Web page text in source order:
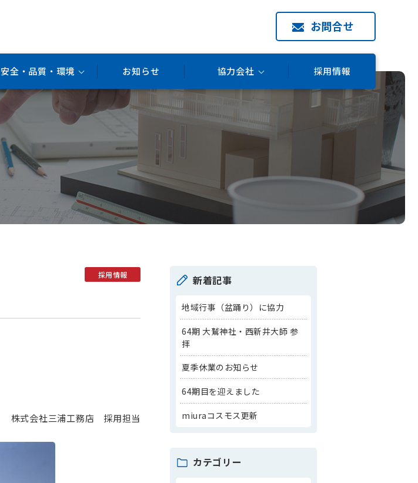
お問合せ
安全・品質・環境 お知らせ 協力会社 採用情報
採用情報
株式会社三浦工務店 採用担当
新着記事
地域行事（盆踊り）に協力
64期 大鷲神社・西新井大師 参
拝
夏季休業のお知らせ
64期目を迎えました
miuraコスモス更新
カテゴリー